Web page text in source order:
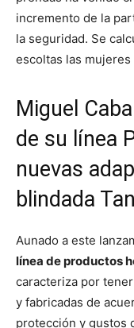
incremento de la
la seguridad. Se
escoltas las
Miguel
de su línea
nuevas
blindada
Aunado a este
línea de productos
caracteriza por
y fabricadas de
protección y gustos